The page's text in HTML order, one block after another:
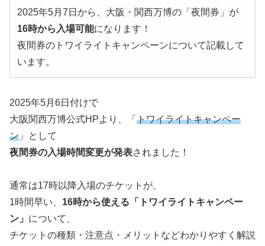
2025年5月7日から、大阪・関西万博の「夜間券」が
16時から入場可能になります！
夜間券のトワイライトキャンペーンについて記載して
います。
2025年5月6日付けで
大阪関西万博公式HPより、「 トワイライトキャンペー
ン 」として
夜間券の入場時間変更が発表されました！
通常は17時以降入場のチケットが、
1時間早い、 16時から使える「トワイライトキャンペー
ン」 について、
チケットの種類・注意点・メリットなどわかりやすく解説